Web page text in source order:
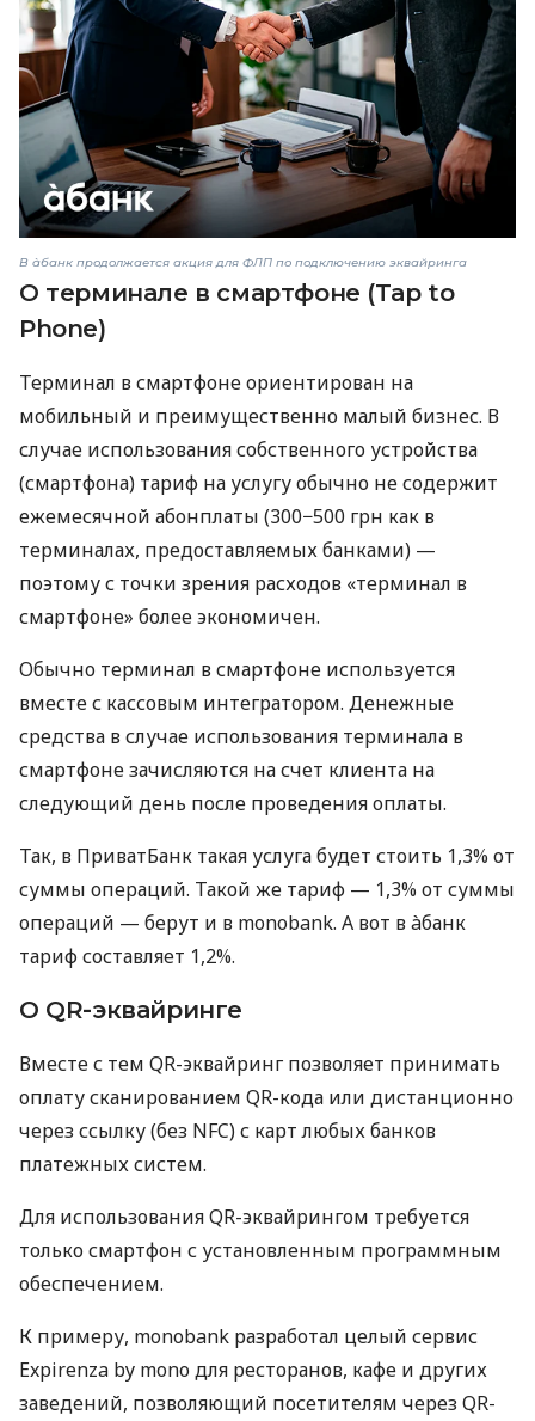
В àбанк продолжается акция для ФЛП по подключению эквайринга
О терминале в смартфоне (Tap to
Phone)
Терминал в смартфоне ориентирован на
мобильный и преимущественно малый бизнес. В
случае использования собственного устройства
(смартфона) тариф на услугу обычно не содержит
ежемесячной абонплаты (300−500 грн как в
терминалах, предоставляемых банками) —
поэтому с точки зрения расходов «терминал в
смартфоне» более экономичен.
Обычно терминал в смартфоне используется
вместе с кассовым интегратором. Денежные
средства в случае использования терминала в
смартфоне зачисляются на счет клиента на
следующий день после проведения оплаты.
Так, в ПриватБанк такая услуга будет стоить 1,3% от
суммы операций. Такой же тариф — 1,3% от суммы
операций — берут и в monobank. А вот в àбанк
тариф составляет 1,2%.
О QR-эквайринге
Вместе с тем QR-эквайринг позволяет принимать
оплату сканированием QR-кода или дистанционно
через ссылку (без NFC) с карт любых банков
платежных систем.
Для использования QR-эквайрингом требуется
только смартфон с установленным программным
обеспечением.
К примеру, monobank разработал целый сервис
Expirenza by mono для ресторанов, кафе и других
заведений, позволяющий посетителям через QR-